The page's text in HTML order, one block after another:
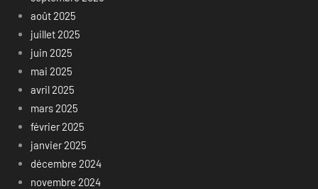
août 2025
juillet 2025
juin 2025
mai 2025
avril 2025
mars 2025
février 2025
janvier 2025
décembre 2024
novembre 2024